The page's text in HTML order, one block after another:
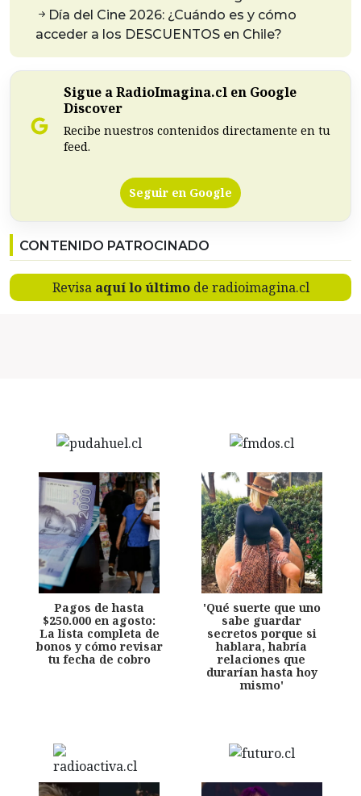
Día del Cine 2026: ¿Cuándo es y cómo
acceder a los DESCUENTOS en Chile?
Sigue a RadioImagina.cl en Google
Discover
Recibe nuestros contenidos directamente en tu
feed.
Seguir en Google
CONTENIDO PATROCINADO
Revisa aquí lo últimode radioimagina.cl
Pagos de hasta
$250.000 en agosto:
La lista completa de
bonos y cómo revisar
tu fecha de cobro
'Qué suerte que uno
sabe guardar
secretos porque si
hablara, habría
relaciones que
durarían hasta hoy
mismo'